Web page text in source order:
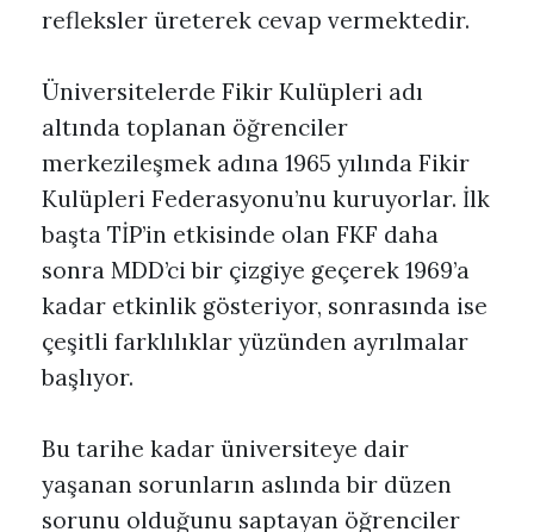
refleksler üreterek cevap vermektedir.
Üniversitelerde Fikir Kulüpleri adı
altında toplanan öğrenciler
merkezileşmek adına 1965 yılında Fikir
Kulüpleri Federasyonu’nu kuruyorlar. İlk
başta TİP’in etkisinde olan FKF daha
sonra MDD’ci bir çizgiye geçerek 1969’a
kadar etkinlik gösteriyor, sonrasında ise
çeşitli farklılıklar yüzünden ayrılmalar
başlıyor.
Bu tarihe kadar üniversiteye dair
yaşanan sorunların aslında bir düzen
sorunu olduğunu saptayan öğrenciler